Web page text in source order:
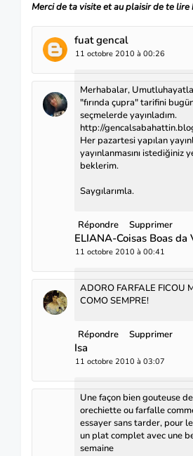
Merci de ta visite et au plaisir de te lire
fuat gencal
11 octobre 2010 à 00:26
Merhabalar,
"fırında çupra" tarifini
seçmelerde yayınladım.
http://
Her pazartesi yapılan
yayınlanmasını istediğiniz
beklerim.
Saygılarımla.
Répondre Supprimer
ELIANA-Coisas Boas da
11 octobre 2010 à 00:41
ADORO FARFALE FICOU
COMO SEMPRE!
Répondre Supprimer
Isa
11 octobre 2010 à 03:07
Une façon bien gouteuse
orechiette ou farfalle
essayer sans tarder, pour
un plat complet avec une
semaine